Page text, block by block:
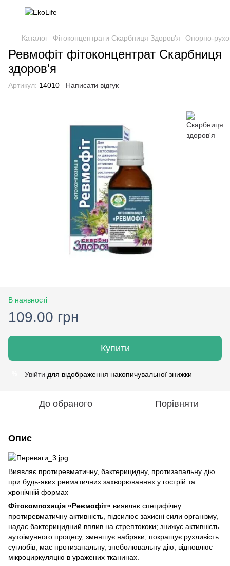
Каталог Фітоконцентрати Скарбниця Здоров'я Опорно-
Ревмофіт фітоконцентрат Скарбниця
здоров'я
Артикул: 14010 Написати відгук
В наявності
109.00 грн
Купити
Увійти для відображення накопичувальної знижки
До обраного Порівняти
Опис
Виявляє протиревматичну, бактерицидну, протизапальну дію
при будь-яких ревматичних захворюваннях у гострій та
хронічній формах
Фітокомпозиція «Ревмофіт» виявляє специфічну
протиревматичну активність, підсилює захисні сили організму,
надає бактерицидний вплив на стрептококи; знижує активність
аутоімунного процесу, зменшує набряки, покращує рухливість
суглобів, має протизапальну, знеболювальну дію, відновлює
мікроциркуляцію в уражених тканинах.